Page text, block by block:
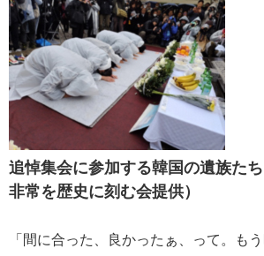
追悼集会に参加する韓国の遺族た
非常を歴史に刻む会提供）
「間に合った、良かったぁ、って。も